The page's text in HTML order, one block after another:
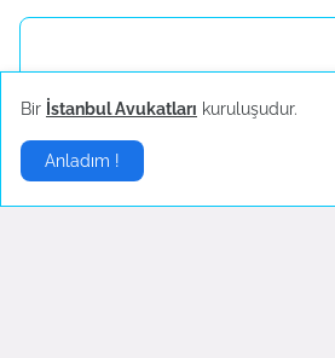
Daha yeni
Bir İstanbul Avukatları kuruluşudur.
Anladım !